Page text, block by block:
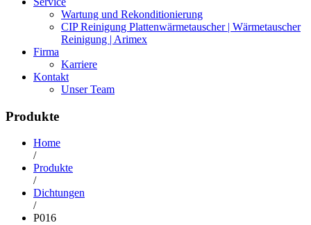
Wartung und Rekonditionierung
CIP Reinigung Plattenwärmetauscher | Wärmetauscher
Reinigung | Arimex
Firma
Karriere
Kontakt
Unser Team
Produkte
Home
/
Produkte
/
Dichtungen
/
P016